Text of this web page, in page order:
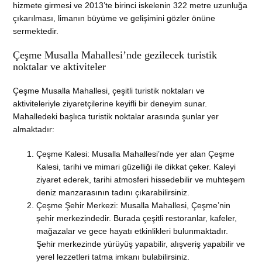
hizmete girmesi ve 2013’te birinci iskelenin 322 metre uzunluğa
çıkarılması, limanın büyüme ve gelişimini gözler önüne
sermektedir.
Çeşme Musalla Mahallesi’nde gezilecek turistik
noktalar ve aktiviteler
Çeşme Musalla Mahallesi, çeşitli turistik noktaları ve
aktiviteleriyle ziyaretçilerine keyifli bir deneyim sunar.
Mahalledeki başlıca turistik noktalar arasında şunlar yer
almaktadır:
Çeşme Kalesi: Musalla Mahallesi’nde yer alan Çeşme
Kalesi, tarihi ve mimari güzelliği ile dikkat çeker. Kaleyi
ziyaret ederek, tarihi atmosferi hissedebilir ve muhteşem
deniz manzarasının tadını çıkarabilirsiniz.
Çeşme Şehir Merkezi: Musalla Mahallesi, Çeşme’nin
şehir merkezindedir. Burada çeşitli restoranlar, kafeler,
mağazalar ve gece hayatı etkinlikleri bulunmaktadır.
Şehir merkezinde yürüyüş yapabilir, alışveriş yapabilir ve
yerel lezzetleri tatma imkanı bulabilirsiniz.